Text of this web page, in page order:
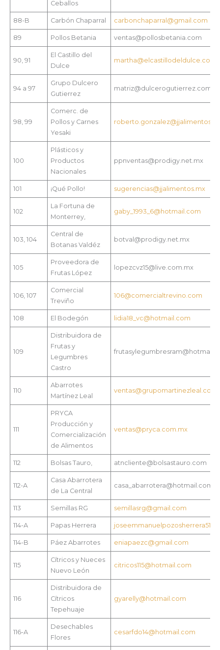
Ceballos
88-B Carbón Chaparral carbonchaparral@gmail.com
89 Pollos Betania ventas@pollosbetania.com
90, 91
El Castillo del
Dulce
94 a 97
Grupo Dulcero
Gutierrez
matriz@dulcerogutierrez.com
98, 99
Comerc. de
Pollos y Carnes
Yesaki
100
Plásticos y
Productos
Nacionales
ppnventas@prodigy.net.mx
101 ¡Qué Pollo! sugerencias@jjalimentos.mx
102
La Fortuna de
Monterrey,
gaby_1993_6@hotmail.com
103, 104
Central de
Botanas Valdéz
botval@prodigy.net.mx
105
Proveedora de
Frutas López
lopezcvz15@live.com.mx
106, 107
Comercial
Treviño
106@comercialtrevino.com
108 El Bodegón lidia18_vc@hotmail.com
109
Distribuidora de
Frutas y
Legumbres
Castro
110
Abarrotes
Martínez Leal
ventas@grupomartinezleal.com
111
PRYCA
Producción y
Comercialización
de Alimentos
ventas@pryca.com.mx
112 Bolsas Tauro, atncliente@bolsastauro.com
112-A
Casa Abarrotera
de La Central
casa_abarrotera@hotmail.com
113 Semillas RG semillasrg@gmail.com
114-A Papas Herrera
114-B Páez Abarrotes eniapaezc@gmail.com
115
Cítricos y Nueces
Nuevo León
citricos115@hotmail.com
116
Distribuidora de
Cítricos
Tepehuaje
gyarelly@hotmail.com
116-A
Desechables
Flores
cesarfdo14@hotmail.com